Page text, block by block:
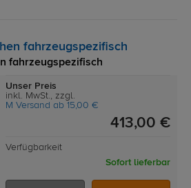
fahrzeugspezifisch
fahrzeugspezifisch
Unser Preis
inkl. MwSt., zzgl.
M Versand ab 15,00 €
413,00 €
Verfügbarkeit
Sofort lieferbar